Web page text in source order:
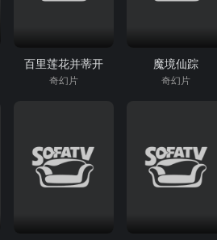
百里莲花并蒂开
奇幻片
魔境仙踪
奇幻片